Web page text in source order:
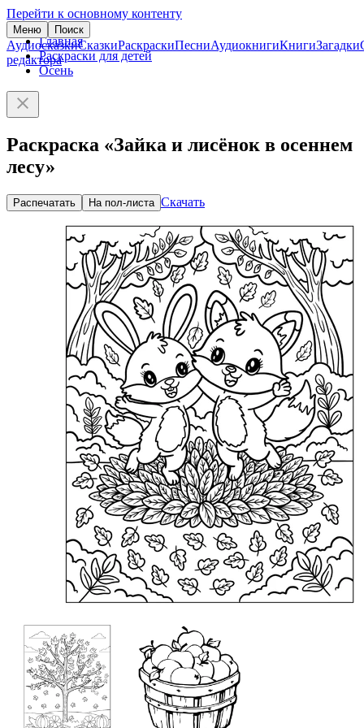
Перейти к основному контенту
Меню Поиск
АудиосказкиСказкиРаскраскиПесниАудиокнигиКнигиЗагадки
редактора
Главная
Раскраски для детей
Осень
Раскраска «Зайка и лисёнок в осеннем
лесу»
Распечатать На пол-листа Скачать